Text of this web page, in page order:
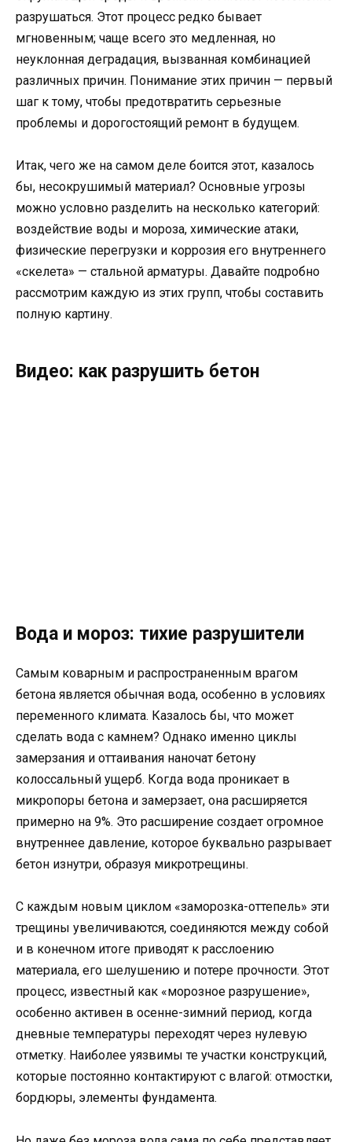
разрушаться. Этот процесс редко бывает
мгновенным; чаще всего это медленная, но
неуклонная деградация, вызванная комбинацией
различных причин. Понимание этих причин — первый
шаг к тому, чтобы предотвратить серьезные
проблемы и дорогостоящий ремонт в будущем.
Итак, чего же на самом деле боится этот, казалось
бы, несокрушимый материал? Основные угрозы
можно условно разделить на несколько категорий:
воздействие воды и мороза, химические атаки,
физические перегрузки и коррозия его внутреннего
«скелета» — стальной арматуры. Давайте подробно
рассмотрим каждую из этих групп, чтобы составить
полную картину.
Видео: как разрушить бетон
Вода и мороз: тихие разрушители
Самым коварным и распространенным врагом
бетона является обычная вода, особенно в условиях
переменного климата. Казалось бы, что может
сделать вода с камнем? Однако именно циклы
замерзания и оттаивания наночат бетону
колоссальный ущерб. Когда вода проникает в
микропоры бетона и замерзает, она расширяется
примерно на 9%. Это расширение создает огромное
внутреннее давление, которое буквально разрывает
бетон изнутри, образуя микротрещины.
С каждым новым циклом «заморозка-оттепель» эти
трещины увеличиваются, соединяются между собой
и в конечном итоге приводят к расслоению
материала, его шелушению и потере прочности. Этот
процесс, известный как «морозное разрушение»,
особенно активен в осенне-зимний период, когда
дневные температуры переходят через нулевую
отметку. Наиболее уязвимы те участки конструкций,
которые постоянно контактируют с влагой: отмостки,
бордюры, элементы фундамента.